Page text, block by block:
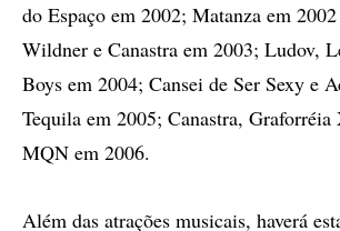
do Espaço em 2002; Matanza em
Wildner e Canastra em 2003; Ludov,
Boys em 2004; Cansei de Ser Sexy e
Tequila em 2005; Canastra,
MQN em 2006.
Além das atrações musicais, haverá